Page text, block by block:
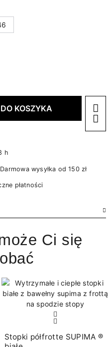
KOSZYKA
h
Darmowa wysyłka od 150 zł
płatności
Ci się
Stopki półfrotte SUPIMA ®